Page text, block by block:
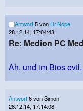
Antwort5 von Dr.Nope
28.12.14, 17:04:43
Re: Medion PC
Ah, und im Bios
Antwort6 von Simon
28.12.14, 17:14:08